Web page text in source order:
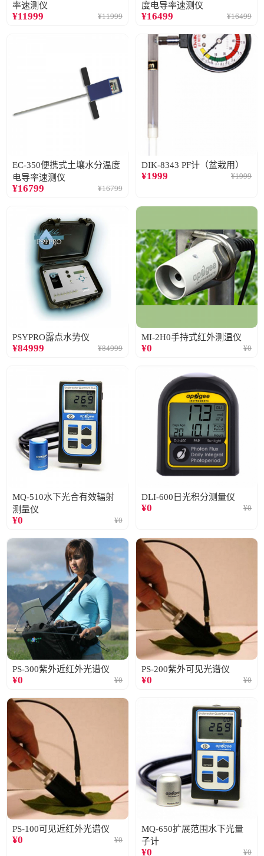
率速测仪
¥11999 ¥11999
度电导率速测仪
¥16499 ¥16499
EC-350便携式土壤水分温度
电导率速测仪
¥16799 ¥16799
DIK-8343 PF计（盆栽用）
¥1999 ¥1999
PSYPRO露点水势仪
¥84999 ¥84999
MI-2H0手持式红外测温仪
¥0 ¥0
MQ-510水下光合有效辐射
测量仪
¥0 ¥0
DLI-600日光积分测量仪
¥0 ¥0
PS-300紫外近红外光谱仪
¥0 ¥0
PS-200紫外可见光谱仪
¥0 ¥0
PS-100可见近红外光谱仪
¥0 ¥0
MQ-650扩展范围水下光量
子计
¥0 ¥0